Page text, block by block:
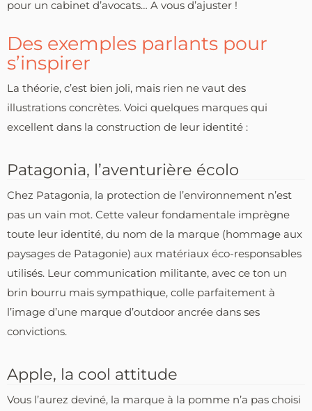
pour un cabinet d’avocats… A vous d’ajuster !
Des exemples parlants pour
s’inspirer
La théorie, c’est bien joli, mais rien ne vaut des
illustrations concrètes. Voici quelques marques qui
excellent dans la construction de leur identité :
Patagonia, l’aventurière écolo
Chez Patagonia, la protection de l’environnement n’est
pas un vain mot. Cette valeur fondamentale imprègne
toute leur identité, du nom de la marque (hommage aux
paysages de Patagonie) aux matériaux éco-responsables
utilisés. Leur communication militante, avec ce ton un
brin bourru mais sympathique, colle parfaitement à
l’image d’une marque d’outdoor ancrée dans ses
convictions.
Apple, la cool attitude
Vous l’aurez deviné, la marque à la pomme n’a pas choisi